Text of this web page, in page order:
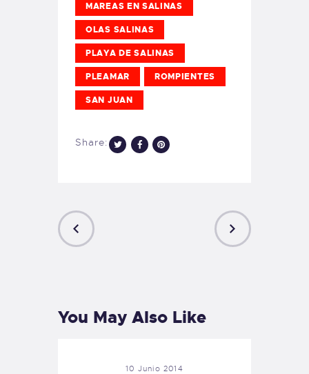
MAREAS EN SALINAS
OLAS SALINAS
PLAYA DE SALINAS
PLEAMAR ROMPIENTES
SAN JUAN
Share:
You May Also Like
10 Junio 2014